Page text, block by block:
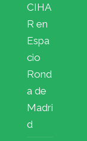
CIHA
R en
Espa
cio
Rond
a de
Madri
d